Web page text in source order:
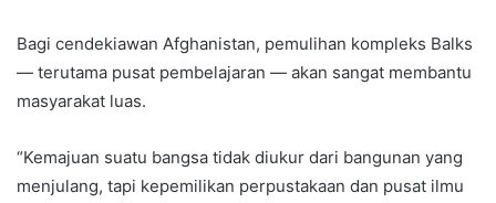
Bagi cendekiawan Afghanistan, pemulihan kompleks Balks
— terutama pusat pembelajaran — akan sangat membantu
masyarakat luas.
“Kemajuan suatu bangsa tidak diukur dari bangunan yang
menjulang, tapi kepemilikan perpustakaan dan pusat ilmu